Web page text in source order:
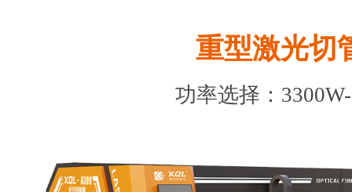
重型激光切
功率选择：